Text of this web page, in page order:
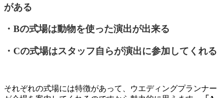
がある
・Bの式場は動物を使った演出が出来る
・Cの式場はスタッフ自らが演出に参加してくれる
それぞれの式場には特徴があって、ウエディングプランナー